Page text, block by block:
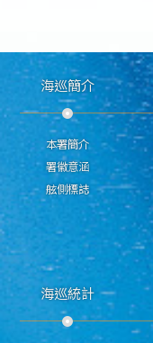
海巡簡介
本署簡介
署徽意涵
舷側標誌
海巡統計